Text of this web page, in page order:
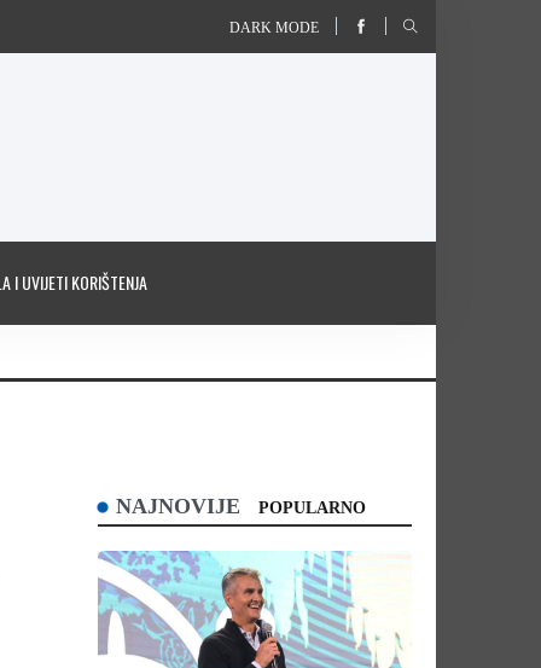
DARK MODE
I UVIJETI KORIŠTENJA
NAJNOVIJE POPULARNO